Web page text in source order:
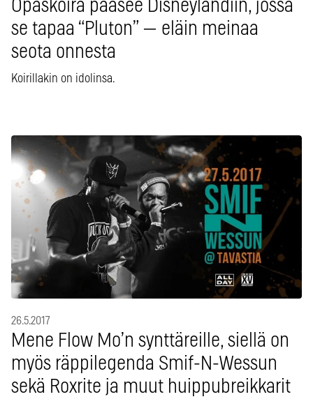
Opaskoira pääsee Disneylandiin, jossa
se tapaa “Pluton” — eläin meinaa
seota onnesta
Koirillakin on idolinsa.
26.5.2017
Mene Flow Mo’n synttäreille, siellä on
myös räppilegenda Smif-N-Wessun
sekä Roxrite ja muut huippubreikkarit